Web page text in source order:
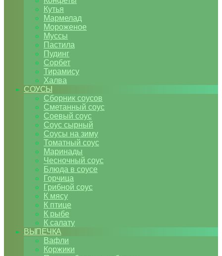
Кутья
Мармелад
Мороженое
Муссы
Пастила
Пудинг
Сорбет
Тирамису
Халва
СОУСЫ
Сборник соусов
Сметанный соус
Соевый соус
Соус сырный
Соусы на зиму
Томатный соус
Маринады
Чесночный соус
Блюда в соусе
Горчица
Грибной соус
К мясу
К птице
К рыбе
К салату
ВЫПЕЧКА
Вафли
Коржики